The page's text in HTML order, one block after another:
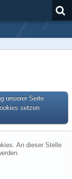
unserer Seite
setzen.
An dieser Stelle